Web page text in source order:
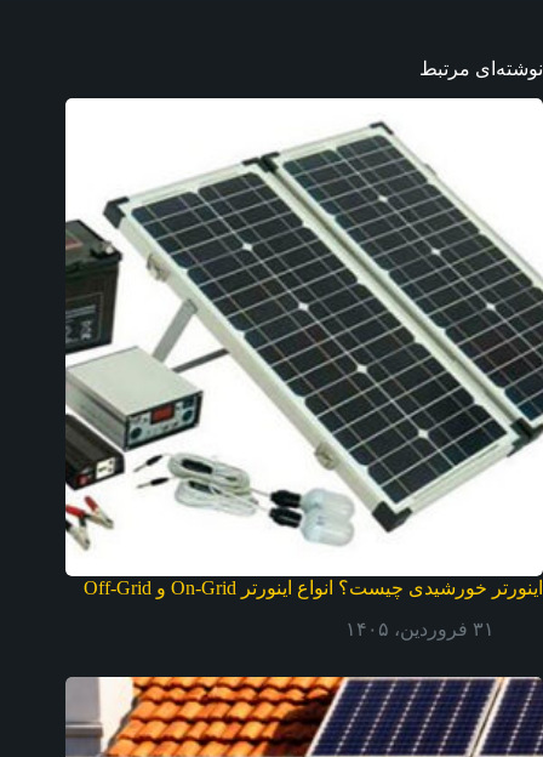
نوشته‌ای مرتبط
اینورتر خورشیدی چیست؟ انواع اینورتر On-Grid و Off-Grid
۳۱ فروردین، ۱۴۰۵